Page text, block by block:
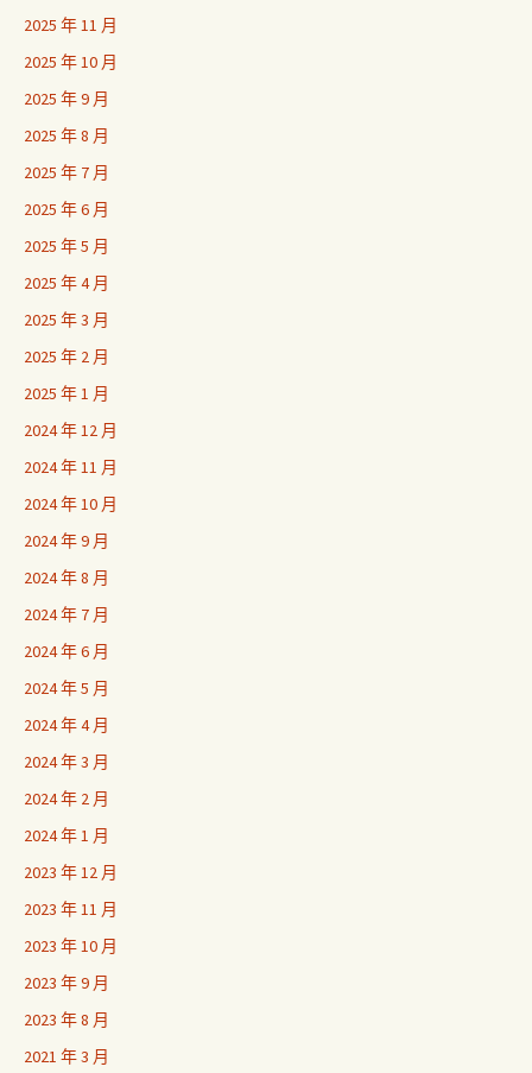
2025 年 11 月
2025 年 10 月
2025 年 9 月
2025 年 8 月
2025 年 7 月
2025 年 6 月
2025 年 5 月
2025 年 4 月
2025 年 3 月
2025 年 2 月
2025 年 1 月
2024 年 12 月
2024 年 11 月
2024 年 10 月
2024 年 9 月
2024 年 8 月
2024 年 7 月
2024 年 6 月
2024 年 5 月
2024 年 4 月
2024 年 3 月
2024 年 2 月
2024 年 1 月
2023 年 12 月
2023 年 11 月
2023 年 10 月
2023 年 9 月
2023 年 8 月
2021 年 3 月